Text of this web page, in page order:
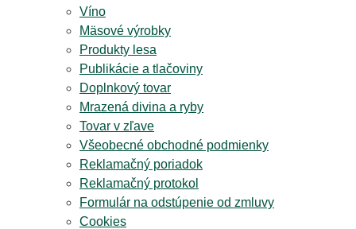
Víno
Mäsové výrobky
Produkty lesa
Publikácie a tlačoviny
Doplnkový tovar
Mrazená divina a ryby
Tovar v zľave
Všeobecné obchodné podmienky
Reklamačný poriadok
Reklamačný protokol
Formulár na odstúpenie od zmluvy
Cookies